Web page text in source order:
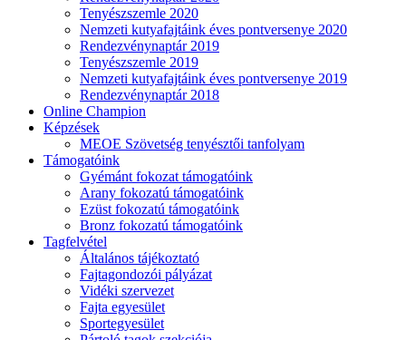
Tenyészszemle 2020
Nemzeti kutyafajtáink éves pontversenye 2020
Rendezvénynaptár 2019
Tenyészszemle 2019
Nemzeti kutyafajtáink éves pontversenye 2019
Rendezvénynaptár 2018
Online Champion
Képzések
MEOE Szövetség tenyésztői tanfolyam
Támogatóink
Gyémánt fokozat támogatóink
Arany fokozatú támogatóink
Ezüst fokozatú támogatóink
Bronz fokozatú támogatóink
Tagfelvétel
Általános tájékoztató
Fajtagondozói pályázat
Vidéki szervezet
Fajta egyesület
Sportegyesület